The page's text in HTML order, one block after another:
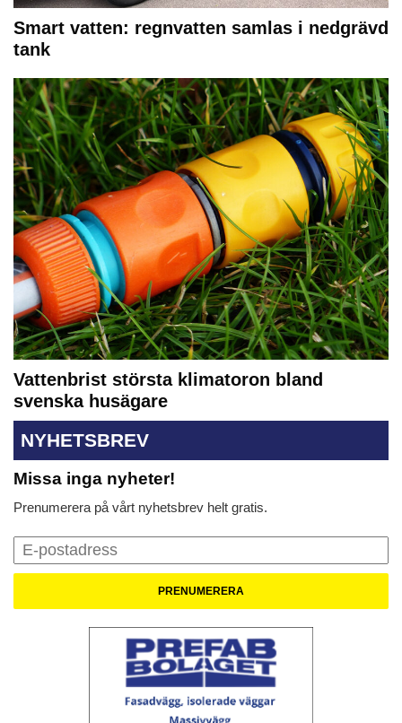
Smart vatten: regnvatten samlas i nedgrävd
tank
Vattenbrist största klimatoron bland
svenska husägare
NYHETSBREV
Missa inga nyheter!
Prenumerera på vårt nyhetsbrev helt gratis.